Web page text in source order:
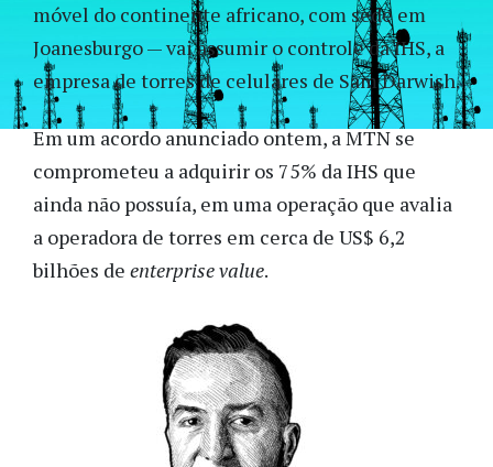
móvel do continente africano, com sede em
Joanesburgo — vai assumir o controle da IHS, a
empresa de torres de celulares de Sam Darwish.
Em um acordo anunciado ontem, a MTN se
comprometeu a adquirir os 75% da IHS que
ainda não possuía, em uma operação que avalia
a operadora de torres em cerca de US$ 6,2
bilhões de enterprise value.